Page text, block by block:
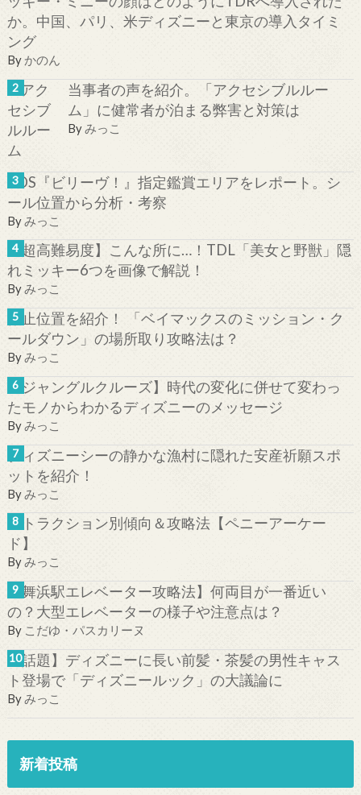
か。中国、パリ、米ディズニーと東京の導入タイミ
ング
Byかのん
当事者の声を紹介。「アクセシブルルー
ム」に健常者が泊まる弊害と対策は
Byみっこ
TDS『ビリーヴ！』指定鑑賞エリアをレポート。シ
ール位置から分析・考察
By みっこ
【超高難易度】こんな所に…！TDL「美女と野獣」隠
れミッキー6つを画像で解説！
Byみっこ
停止位置を紹介！ 「ベイマックスのミッション・ク
ールダウン」の場所取り攻略法は？
Byみっこ
【ジャングルクルーズ】時代の変化に併せて変わっ
たモノからわかるディズニーのメッセージ
Byみっこ
ディズニーシーの静かな漁村に隠れた安産祈願スポ
ットを紹介！
Byみっこ
アトラクション別傾向＆攻略法【ペニーアーケー
ド】
Byみっこ
【舞浜駅エレベーター攻略法】何両目が一番近い
の？大型エレベーターの様子や注意点は？
By こだゆ・パスカリーヌ
【話題】ディズニーに長い前髪・茶髪の男性キャス
ト登場で「ディズニールック」の大議論に
Byみっこ
新着投稿